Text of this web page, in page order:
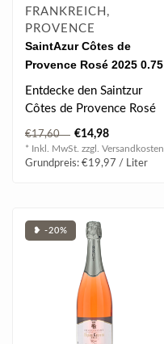
FRANKREICH,
PROVENCE
SaintAzur Côtes de
Provence Rosé 2025 0.75
l
Entdecke den Saintzur
Côtes de Provence Rosé
– einen hellen, fruchtigen
Wein..
€17,60 €14,98
* Inkl. MwSt. zzgl. Versandkosten
Grundpreis: €19,97 / Liter
❥ -20%